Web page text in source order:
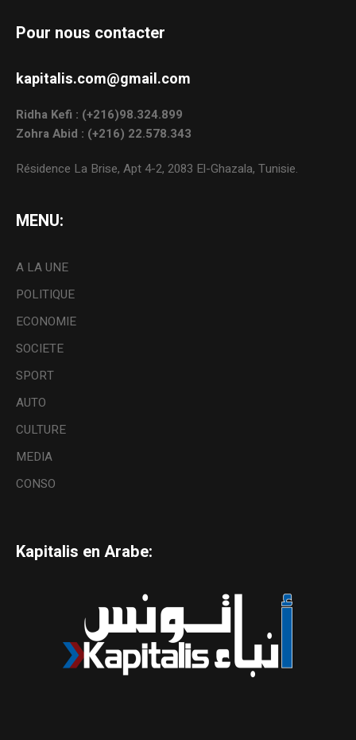
Pour nous contacter
kapitalis.com@gmail.com
Ridha Kefi : (+216)98.324.899
Zohra Abid : (+216) 22.578.343
Résidence La Brise, Apt 4-2, 2083 El-Ghazala, Tunisie.
MENU:
A LA UNE
POLITIQUE
ECONOMIE
SOCIETE
SPORT
AUTO
CULTURE
MEDIA
CONSO
Kapitalis en Arabe: